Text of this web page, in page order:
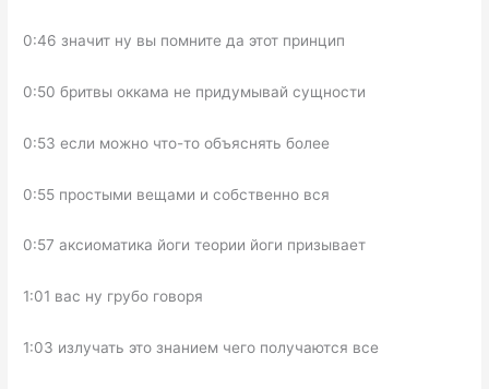
0:46 значит ну вы помните да этот принцип
0:50 бритвы оккама не придумывай сущности
0:53 если можно что-то объяснять более
0:55 простыми вещами и собственно вся
0:57 аксиоматика йоги теории йоги призывает
1:01 вас ну грубо говоря
1:03 излучать это знанием чего получаются все